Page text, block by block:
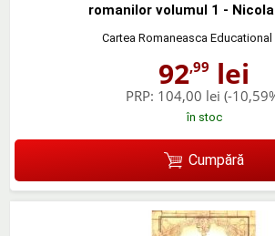
romanilor volumul 1 -
Cartea Romaneasca Educational
92,99 lei
PRP: 104,00 lei (-
în stoc
Cumpără